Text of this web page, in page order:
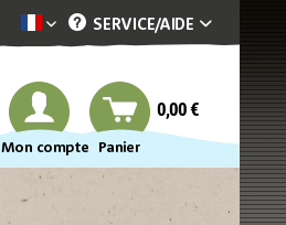
Dekotopia französisch
SERVICE/AIDE
Mon compte Panier
0,00 €